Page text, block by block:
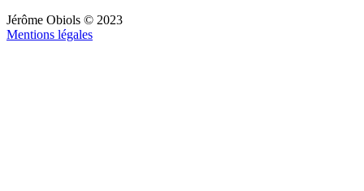
Jérôme Obiols © 2023
Mentions légales